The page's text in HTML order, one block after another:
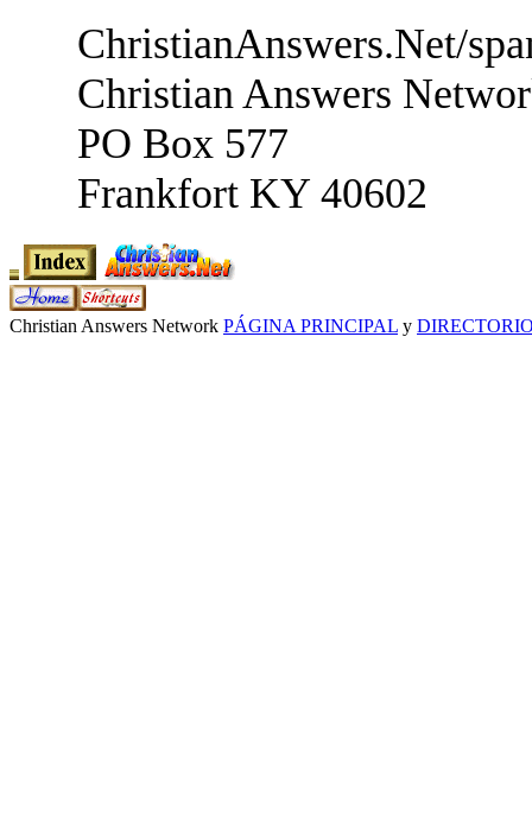
ChristianAnswers.Net/
Christian Answers
PO Box 577
Frankfort KY 40602
Christian Answers Network PÁGINA PRINCIPAL y